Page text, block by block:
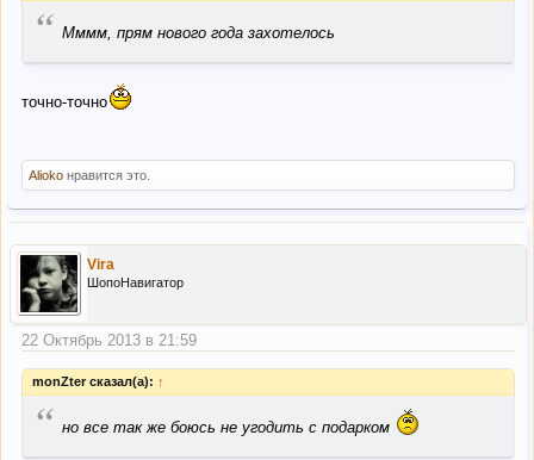
“ Мммм, прям нового года захотелось
точно-точно
Alioko нравится это.
Vira
ШопоНавигатор
22 Октябрь 2013 в 21:59
monZter сказал(а): ↑
“ но все так же боюсь не угодить с подарком